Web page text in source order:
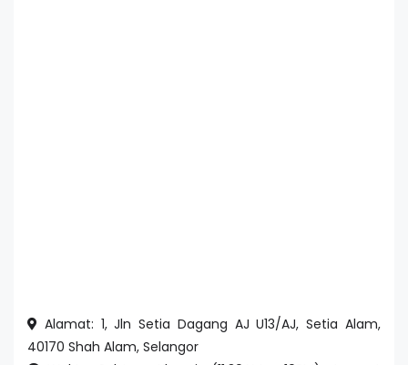
Alamat: 1, Jln Setia Dagang AJ U13/AJ, Setia Alam,
40170 Shah Alam, Selangor